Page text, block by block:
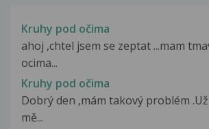
Kruhy pod očima
ahoj ,chtel jsem se zeptat ...mam
ocima...
Kruhy pod očima
Dobrý den ,mám takový problém .Už
mě...